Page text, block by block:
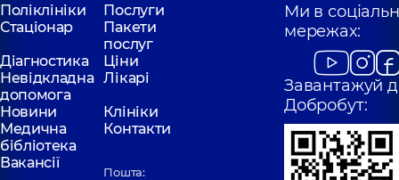
Поліклініки
Послуги
Стаціонар
Пакети
послуг
Діагностика
Ціни
Невідкладна
допомога
Лікарі
Новини
Клініки
Медична
бібліотека
Контакти
Вакансії
Пошта:
Ми в
мережах:
Завантажуй
Добробут: